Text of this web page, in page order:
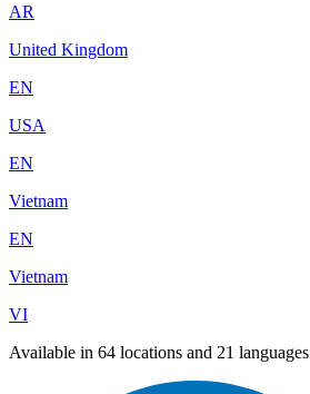
AR
United Kingdom
EN
USA
EN
Vietnam
EN
Vietnam
VI
Available in 64 locations and 21 languages